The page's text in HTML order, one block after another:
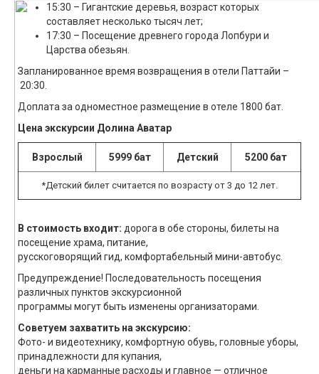
15:30 – Гигантские деревья, возраст которых
составляет несколько тысяч лет;
17:30 – Посещение древнего города Лопбури и
Царства обезьян.
Запланированное время возвращения в отели Паттайи –
20:30.
Доплата за одноместное размещение в отеле 1800 бат.
Цена экскурсии Долина Аватар
Взрослый 5999 бат Детский 5200 бат
*Детский билет считается по возрасту от 3 до 12 лет.
В стоимость входит: дорога в обе стороны, билеты на
посещение храма, питание,
русскоговорящий гид, комфортабельный мини-автобус.
Предупреждение! Последовательность посещения
различных пунктов экскурсионной
программы могут быть изменены организаторами.
Советуем захватить на экскурсию:
Фото- и видеотехнику, комфортную обувь, головные уборы,
принадлежности для купания,
деньги на карманные расходы и главное — отличное